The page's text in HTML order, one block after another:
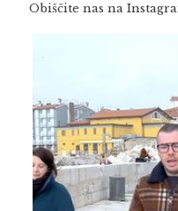
Obiščite nas na